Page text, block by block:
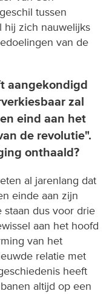
tussen
hij zich nauwelijks
van de
aangekondigd
zal
eind aan het
de revolutie".
onthaald?
al jarenlang dat
einde aan zijn
staan dus voor drie
aan het hoofd
van het
relatie met
heeft
altijd op een